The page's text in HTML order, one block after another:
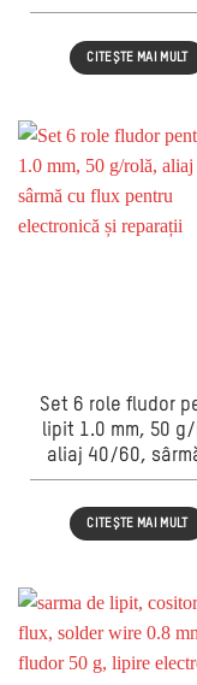
Li-Ion 88V,
automată a
motor brushless,
CITEȘTE MAI MULT
Set 6 role fludor
lipit 1.0 mm, 50
aliaj 40/60,
flux pentru
reparații
CITEȘTE MAI MULT